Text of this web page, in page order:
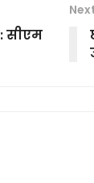
सीएम